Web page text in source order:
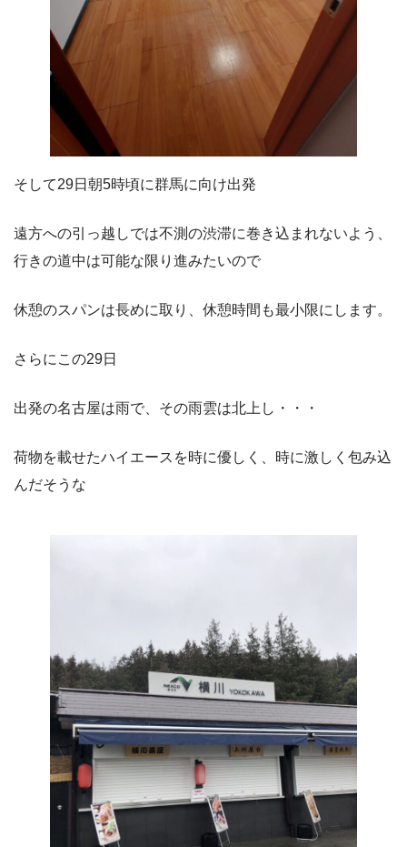
そして29日朝5時頃に群馬に向け出発
遠方への引っ越しでは不測の渋滞に巻き込まれないよう、
行きの道中は可能な限り進みたいので
休憩のスパンは長めに取り、休憩時間も最小限にします。
さらにこの29日
出発の名古屋は雨で、その雨雲は北上し・・・
荷物を載せたハイエースを時に優しく、時に激しく包み込
んだそうな